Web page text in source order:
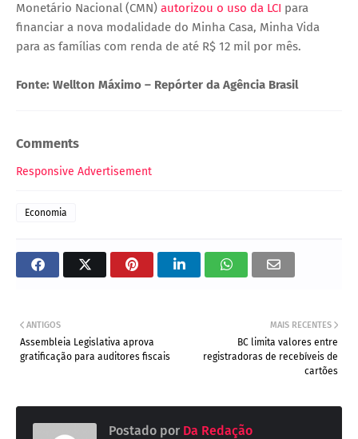
Monetário Nacional (CMN) autorizou o uso da LCI para
financiar a nova modalidade do Minha Casa, Minha Vida
para as famílias com renda de até R$ 12 mil por mês.
Fonte: Wellton Máximo – Repórter da Agência Brasil
Comments
Responsive Advertisement
Economia
MAIS RECENTES
BC limita valores entre
registradoras de recebíveis de
cartões
ANTIGOS
Assembleia Legislativa aprova
gratificação para auditores fiscais
Postado por Da Redação